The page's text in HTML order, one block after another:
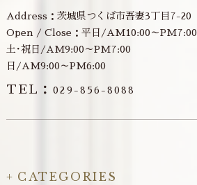
Address：茨城県つくば市吾妻3丁目7-20
Open / Close：平日/AM10:00～PM7:00
土･祝日/AM9:00～PM7:00
日/AM9:00～PM6:00
TEL：029-856-8088
CATEGORIES